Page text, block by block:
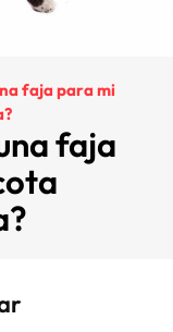
faja para mi
faja